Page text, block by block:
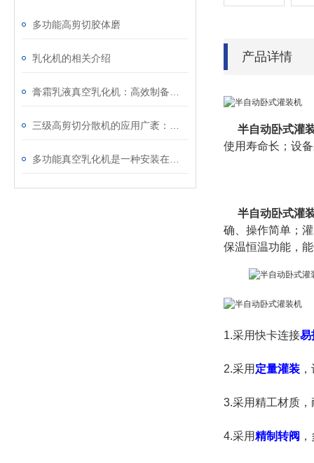
多功能高剪切胶体磨
乳化机的相关介绍 产品详情
半自动卧式灌
使用寿命长；设
半自动卧式灌
确、操作简单；
保温恒温功能，
1.采用快卡连接易
2.采用 定量灌装
3.采用精工材质
4.采用精制转阀